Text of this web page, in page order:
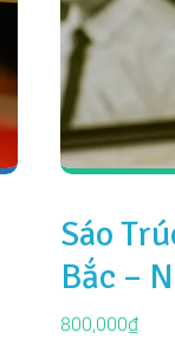
Sáo
Bắc –
800,000₫